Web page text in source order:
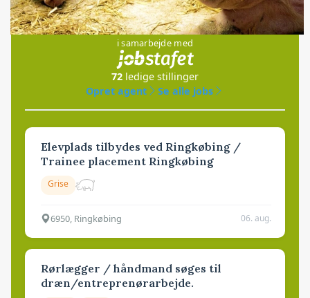
Jobs
i samarbejde med
72 ledige stillinger
Opret agent
Se alle jobs
Elevplads tilbydes ved Ringkøbing /
Trainee placement Ringkøbing
Grise
6950, Ringkøbing 06. aug.
Rørlægger / håndmand søges til
dræn/entreprenørarbejde.